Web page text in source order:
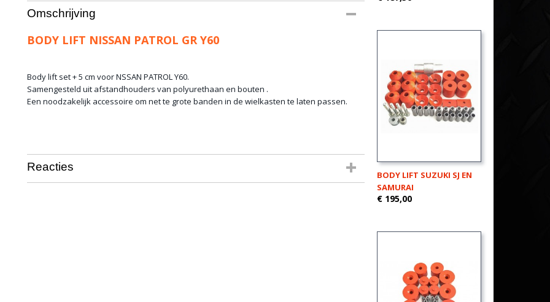
Bruto gewicht
Omschrijving
BODY LIFT NISSAN PATROL GR Y60
Body lift set + 5 cm voor NSSAN PATROL Y60.
Samengesteld uit afstandhouders van polyurethaan en bouten .
Een noodzakelijk accessoire om net te grote banden in de wielkasten te laten passen.
Reacties
BODY LIFT SUZUKI SJ EN
SAMURAI
€ 195,00